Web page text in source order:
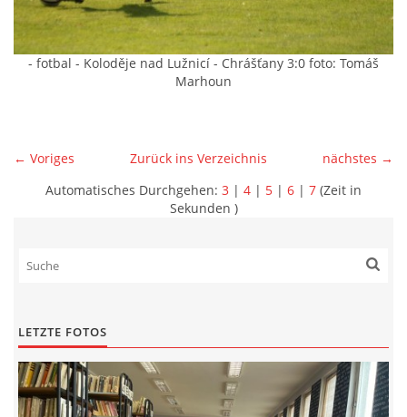
- fotbal - Koloděje nad Lužnicí - Chrášťany 3:0 foto: Tomáš
Marhoun
← Voriges nächstes →
Zurück ins Verzeichnis
Automatisches Durchgehen: 3 | 4 | 5 | 6 | 7 (Zeit in
Sekunden )
LETZTE FOTOS